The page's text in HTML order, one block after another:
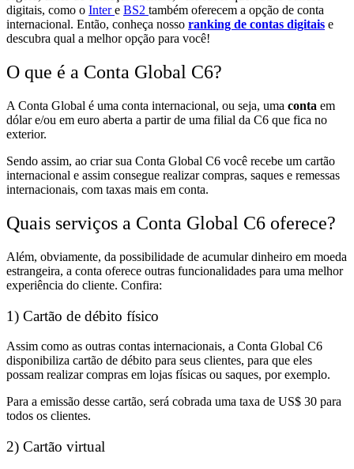
digitais, como o Intere BS2 também oferecem a opção de conta
internacional. Então, conheça nosso ranking de contas digitais e
descubra qual a melhor opção para você!
O que é a Conta Global C6?
A Conta Global é uma conta internacional, ou seja, uma conta em
dólar e/ou em euro aberta a partir de uma filial da C6 que fica no
exterior.
Sendo assim, ao criar sua Conta Global C6 você recebe um cartão
internacional e assim consegue realizar compras, saques e remessas
internacionais, com taxas mais em conta.
Quais serviços a Conta Global C6 oferece?
Além, obviamente, da possibilidade de acumular dinheiro em moeda
estrangeira, a conta oferece outras funcionalidades para uma melhor
experiência do cliente. Confira:
1) Cartão de débito físico
Assim como as outras contas internacionais, a Conta Global C6
disponibiliza cartão de débito para seus clientes, para que eles
possam realizar compras em lojas físicas ou saques, por exemplo.
Para a emissão desse cartão, será cobrada uma taxa de US$ 30 para
todos os clientes.
2) Cartão virtual